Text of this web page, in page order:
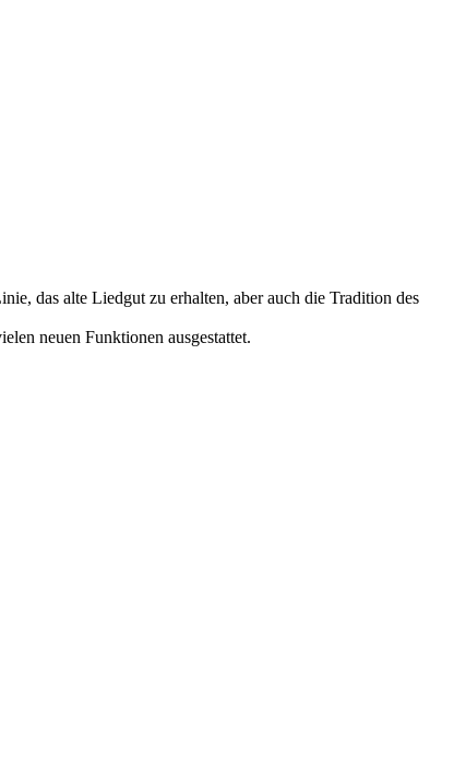
das alte Liedgut zu erhalten, aber auch die Tradition des
neuen Funktionen ausgestattet.